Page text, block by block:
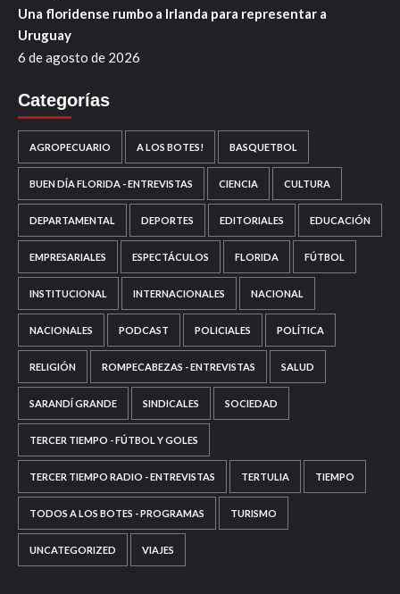
Una floridense rumbo a Irlanda para representar a
Uruguay
6 de agosto de 2026
Categorías
AGROPECUARIO A LOS BOTES! BASQUETBOL
BUEN DÍA FLORIDA - ENTREVISTAS CIENCIA CULTURA
DEPARTAMENTAL DEPORTES EDITORIALES EDUCACIÓN
EMPRESARIALES ESPECTÁCULOS FLORIDA FÚTBOL
INSTITUCIONAL INTERNACIONALES NACIONAL
NACIONALES PODCAST POLICIALES POLÍTICA
RELIGIÓN ROMPECABEZAS - ENTREVISTAS SALUD
SARANDÍ GRANDE SINDICALES SOCIEDAD
TERCER TIEMPO - FÚTBOL Y GOLES
TERCER TIEMPO RADIO - ENTREVISTAS TERTULIA TIEMPO
TODOS A LOS BOTES - PROGRAMAS TURISMO
UNCATEGORIZED VIAJES